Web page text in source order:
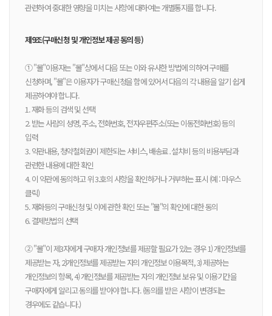
관련하여 중대한 영향을 미치는 사항에 대하여는 개별통지를 합니다.
제9조(구매신청 및 개인정보 제공 동의 등)
① "몰"이용자는 "몰"상에서 다음 또는 이와 유사한 방법에 의하여 구매를
신청하며, "몰"은 이용자가 구매신청을 함에 있어서 다음의 각 내용을 알기 쉽게
제공하여야 합니다.
1. 재화 등의 검색 및 선택
2. 받는 사람의 성명, 주소, 전화번호, 전자우편주소(또는 이동전화번호) 등의
입력
3. 약관내용, 청약철회권이 제한되는 서비스, 배송료․설치비 등의 비용부담과
관련한 내용에 대한 확인
4. 이 약관에 동의하고 위 3.호의 사항을 확인하거나 거부하는 표시 (예 : 마우스
클릭)
5. 재화등의 구매신청 및 이에 관한 확인 또는 "몰"의 확인에 대한 동의
6. 결제방법의 선택
② "몰"이 제3자에게 구매자 개인정보를 제공할 필요가 있는 경우 1) 개인정보를
제공받는 자, 2)개인정보를 제공받는 자의 개인정보 이용목적, 3) 제공하는
개인정보의 항목, 4) 개인정보를 제공받는 자의 개인정보 보유 및 이용기간을
구매자에게 알리고 동의를 받아야 합니다. (동의를 받은 사항이 변경되는
경우에도 같습니다.)